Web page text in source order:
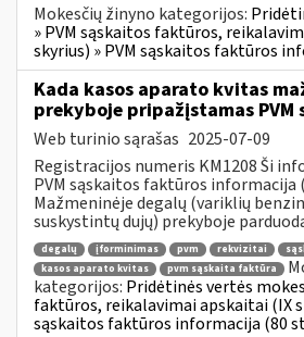
Mokesčių žinyno kategorijos:
» PVM sąskaitos faktūros,
skyrius) » PVM sąskaitos faktūros
Kada kasos aparato kvitas
prekyboje pripažįstamas
Web turinio sąrašas 2025-07-09
Registracijos numeris KM1208 Ši
PVM sąskaitos faktūros informacija
Mažmeninėje degalų (variklių
suskystintų dujų) prekyboje
degalų įforminimas pvm rekvizitai
kasos aparato kvitas
pvm sąskaita faktūra
kategorijos: Pridėtinės vertės
faktūros, reikalavimai apskaitai (IX
sąskaitos faktūros informacija (80